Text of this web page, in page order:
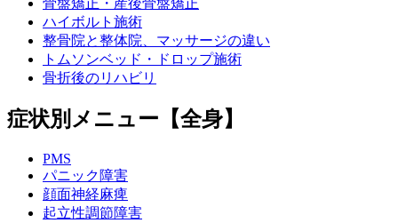
ハイボルト施術
整骨院と整体院、マッサージの違い
トムソンベッド・ドロップ施術
骨折後のリハビリ
症状別メニュー【全身】
PMS
パニック障害
顔面神経麻痺
起立性調節障害